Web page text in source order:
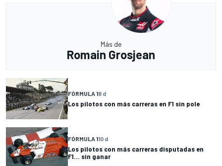
Más de
Romain Grosjean
FÓRMULA 18 d
Los pilotos con más carreras en F1 sin pole
FÓRMULA 110 d
Los pilotos con más carreras disputadas en
F1... sin ganar